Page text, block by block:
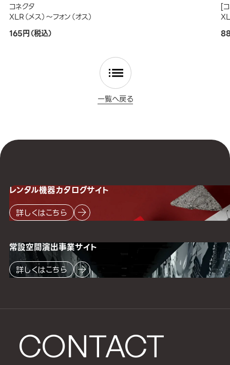
コネクタ
XLR（メス）～フォン（オス）
165円（税込）
[
一覧へ戻る
CONTACT
レンタル機器カタログサイト
詳しくはこちら
常設空間演出事業サイト
詳しくはこちら